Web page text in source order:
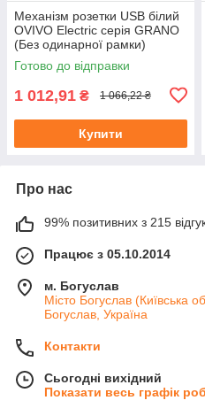
Механізм розетки USB білий
OVIVO Electric серія GRANO
(Без одинарної рамки)
Готово до відправки
1 012,91 ₴ 1 066,22 ₴
Купити
Про нас
99% позитивних з 215
Працює з 05.10.2014
м. Богуслав
Місто Богуслав (Київська
Богуслав, Україна
Контакти
Сьогодні вихідний
Показати весь графік